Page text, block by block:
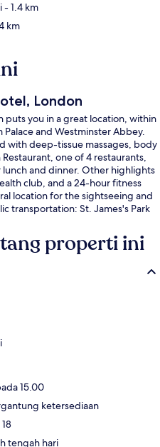
- 1.4 km
km
London
puts you in a great location, within
and Westminster Abbey.
with deep-tissue massages, body
one of 4 restaurants,
lunch and dinner. Other highlights
club, and a 24-hour fitness
location for the sightseeing and
transportation: St. James's Park
properti ini
15.00
ketersediaan
tengah hari